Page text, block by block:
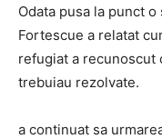
Odata pusa la punct
Fortescue a relatat
refugiat a recunoscut
trebuiau rezolvate.
a continuat sa